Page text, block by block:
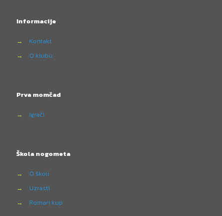
Informacije
→
Kontakt
→
O klubu
Prva momčad
→ Igrači
Škola nogometa
→
O školi
→
Uzrasti
→
Romari kup